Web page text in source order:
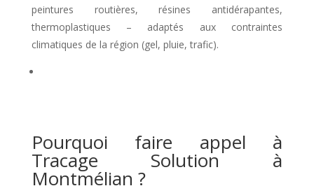
peintures routières, résines antidérapantes,
thermoplastiques – adaptés aux contraintes
climatiques de la région (gel, pluie, trafic).
Pourquoi faire appel à
Tracage Solution à
Montmélian ?